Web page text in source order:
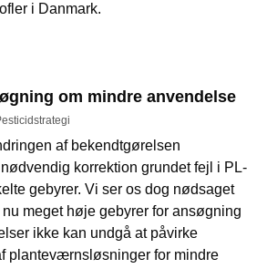
i Danmark.
om mindre anvendelse
af bekendtgørelsen
korrektion grundet fejl i PL-
gebyrer. Vi ser os dog nødsaget
meget høje gebyrer for ansøgning
ikke kan undgå at påvirke
planteværnsløsninger for mindre